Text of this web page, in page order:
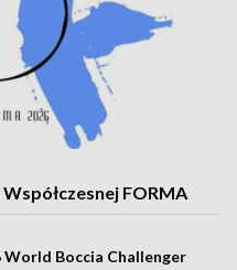
FORMA
World Boccia Challenger